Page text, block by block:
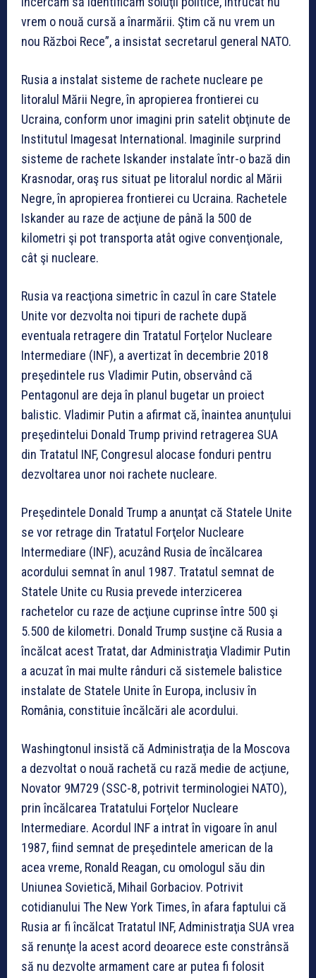
vrem o nouă cursă a înarmării. Ştim că nu vrem un
nou Război Rece”, a insistat secretarul general NATO.
Rusia a instalat sisteme de rachete nucleare pe
litoralul Mării Negre, în apropierea frontierei cu
Ucraina, conform unor imagini prin satelit obţinute de
Institutul Imagesat International. Imaginile surprind
sisteme de rachete Iskander instalate într-o bază din
Krasnodar, oraş rus situat pe litoralul nordic al Mării
Negre, în apropierea frontierei cu Ucraina. Rachetele
Iskander au raze de acţiune de până la 500 de
kilometri şi pot transporta atât ogive convenţionale,
cât şi nucleare.
Rusia va reacţiona simetric în cazul în care Statele
Unite vor dezvolta noi tipuri de rachete după
eventuala retragere din Tratatul Forţelor Nucleare
Intermediare (INF), a avertizat în decembrie 2018
preşedintele rus Vladimir Putin, observând că
Pentagonul are deja în planul bugetar un proiect
balistic. Vladimir Putin a afirmat că, înaintea anunţului
preşedintelui Donald Trump privind retragerea SUA
din Tratatul INF, Congresul alocase fonduri pentru
dezvoltarea unor noi rachete nucleare.
Preşedintele Donald Trump a anunţat că Statele Unite
se vor retrage din Tratatul Forţelor Nucleare
Intermediare (INF), acuzând Rusia de încălcarea
acordului semnat în anul 1987. Tratatul semnat de
Statele Unite cu Rusia prevede interzicerea
rachetelor cu raze de acţiune cuprinse între 500 şi
5.500 de kilometri. Donald Trump susţine că Rusia a
încălcat acest Tratat, dar Administraţia Vladimir Putin
a acuzat în mai multe rânduri că sistemele balistice
instalate de Statele Unite în Europa, inclusiv în
România, constituie încălcări ale acordului.
Washingtonul insistă că Administraţia de la Moscova
a dezvoltat o nouă rachetă cu rază medie de acţiune,
Novator 9M729 (SSC-8, potrivit terminologiei NATO),
prin încălcarea Tratatului Forţelor Nucleare
Intermediare. Acordul INF a intrat în vigoare în anul
1987, fiind semnat de preşedintele american de la
acea vreme, Ronald Reagan, cu omologul său din
Uniunea Sovietică, Mihail Gorbaciov. Potrivit
cotidianului The New York Times, în afara faptului că
Rusia ar fi încălcat Tratatul INF, Administraţia SUA vrea
să renunţe la acest acord deoarece este constrânsă
să nu dezvolte armament care ar putea fi folosit